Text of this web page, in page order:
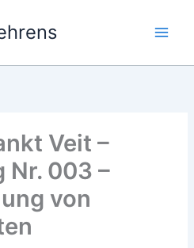
Veit –
Nr. 003 –
von